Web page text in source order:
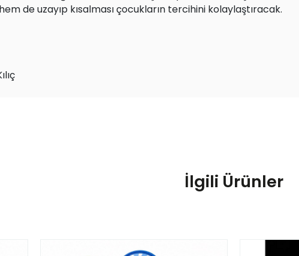
de uzayıp kısalması çocukların tercihini kolaylaştıracak.
İlgili Ürünler